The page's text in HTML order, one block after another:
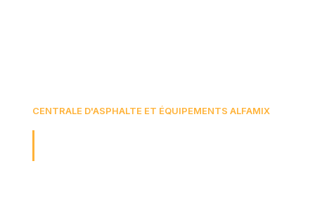
CENTRALE D'ASPHALTE ET ÉQUIPEMENTS ALFAMIX